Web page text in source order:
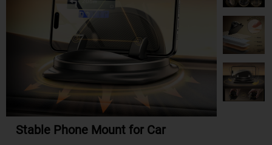
Stable Phone Mount for Car